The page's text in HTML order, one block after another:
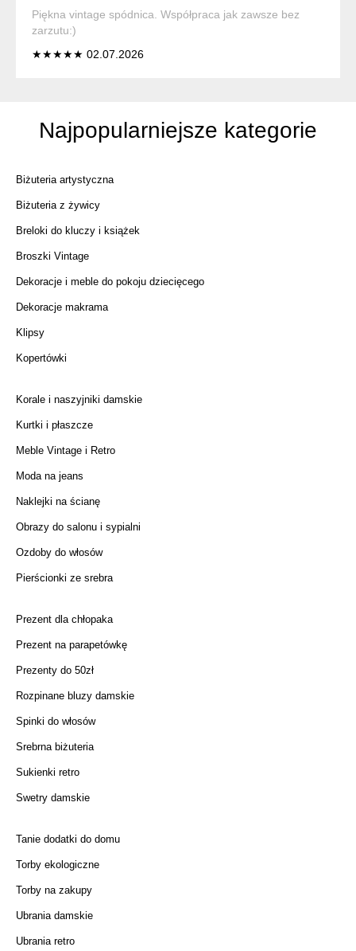
Piękna vintage spódnica. Współpraca jak zawsze bez
zarzutu:)
★★★★★ 02.07.2026
Najpopularniejsze kategorie
Biżuteria artystyczna
Biżuteria z żywicy
Breloki do kluczy i książek
Broszki Vintage
Dekoracje i meble do pokoju dziecięcego
Dekoracje makrama
Klipsy
Kopertówki
Korale i naszyjniki damskie
Kurtki i płaszcze
Meble Vintage i Retro
Moda na jeans
Naklejki na ścianę
Obrazy do salonu i sypialni
Ozdoby do włosów
Pierścionki ze srebra
Prezent dla chłopaka
Prezent na parapetówkę
Prezenty do 50zł
Rozpinane bluzy damskie
Spinki do włosów
Srebrna biżuteria
Sukienki retro
Swetry damskie
Tanie dodatki do domu
Torby ekologiczne
Torby na zakupy
Ubrania damskie
Ubrania retro